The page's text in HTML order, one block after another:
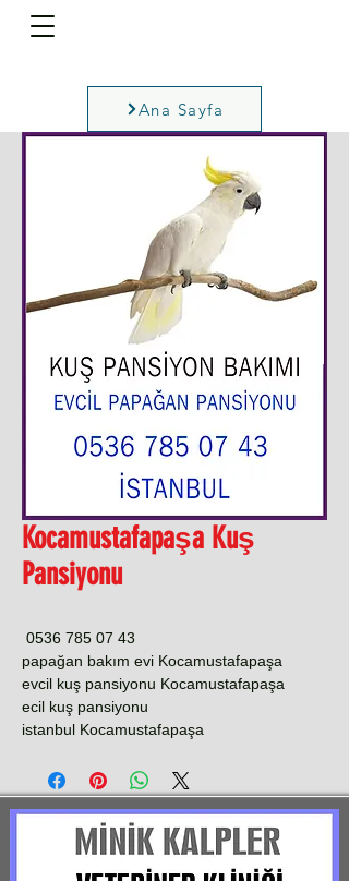
Ana Sayfa
Kocamustafapaşa Kuş
Pansiyonu
0536 785 07 43
papağan bakım evi Kocamustafapaşa
evcil kuş pansiyonu Kocamustafapaşa
ecil kuş pansiyonu
istanbul Kocamustafapaşa